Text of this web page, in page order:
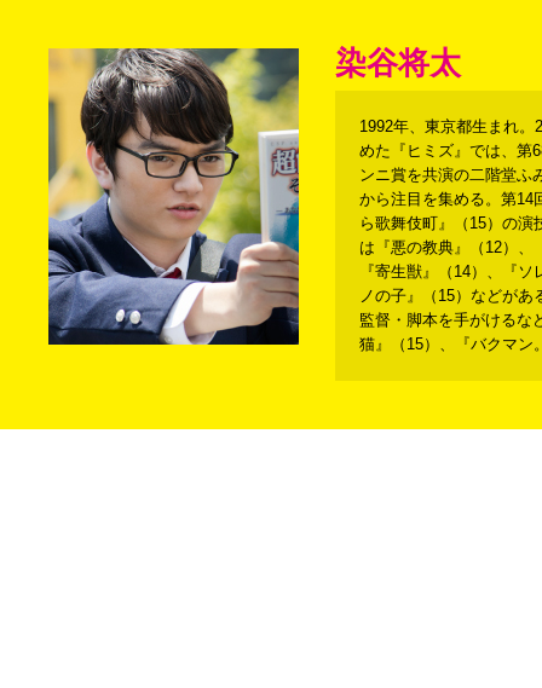
染谷将太
1992年、東京都生まれ
めた『ヒミズ』では、第
ンニ賞を共演の二階堂ふ
から注目を集める。第14
ら歌舞伎町』（15）の
は『悪の教典』（12）、
『寄生獣』（14）、『
ノの子』（15）などが
監督・脚本を手がけるな
猫』（15）、『バクマン